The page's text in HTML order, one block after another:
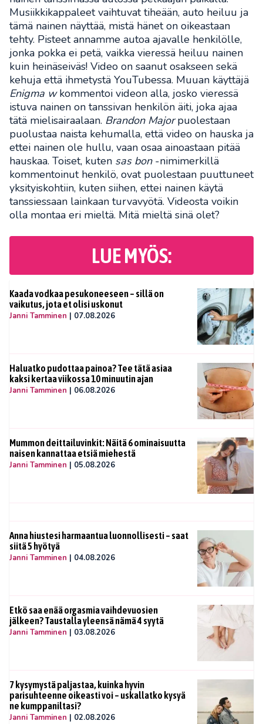
Musiikkikappaleet vaihtuvat tiheään, auto heiluu ja
tämä nainen näyttää, mistä hänet on oikeastaan
tehty. Pisteet annamme autoa ajavalle henkilölle,
jonka pokka ei petä, vaikka vieressä heiluu nainen
kuin heinäseiväs! Video on saanut osakseen sekä
kehuja että ihmetystä YouTubessa. Muuan käyttäjä
Enigma wkommentoi videon alla, josko vieressä
istuva nainen on tanssivan henkilön äiti, joka ajaa
tätä mielisairaalaan. Brandon Majorpuolestaan
puolustaa naista kehumalla, että video on hauska ja
ettei nainen ole hullu, vaan osaa ainoastaan pitää
hauskaa. Toiset, kuten sas bon-nimimerkillä
kommentoinut henkilö, ovat puolestaan puuttuneet
yksityiskohtiin, kuten siihen, ettei nainen käytä
tanssiessaan lainkaan turvavyötä. Videosta voikin
olla montaa eri mieltä. Mitä mieltä sinä olet?
LUE MYÖS:
Kaada vodkaa pesukoneeseen – sillä on
vaikutus, jota et olisi uskonut
Janni Tamminen | 07.08.2026
Haluatko pudottaa painoa? Tee tätä asiaa
kaksi kertaa viikossa 10 minuutin ajan
Janni Tamminen | 06.08.2026
Mummon deittailuvinkit: Näitä 6 ominaisuutta
naisen kannattaa etsiä miehestä
Janni Tamminen | 05.08.2026
Anna hiustesi harmaantua luonnollisesti – saat
siitä 5 hyötyä
Janni Tamminen | 04.08.2026
Etkö saa enää orgasmia vaihdevuosien
jälkeen? Taustalla yleensä nämä 4 syytä
Janni Tamminen | 03.08.2026
7 kysymystä paljastaa, kuinka hyvin
parisuhteenne oikeasti voi – uskallatko kysyä
ne kumppaniltasi?
Janni Tamminen | 02.08.2026